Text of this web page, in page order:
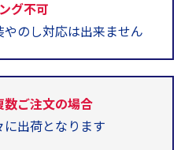
グ不可
のし対応は出来ません
数ご注文の場合
出荷となります